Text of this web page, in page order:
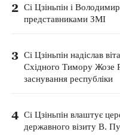
2 Сі Цзіньпін і
представниками ЗМІ
3 Сі Цзіньпін надіслав
Східного Тимору Жозе
заснування республіки
4 Сі Цзіньпін влаштує
державного візиту В.